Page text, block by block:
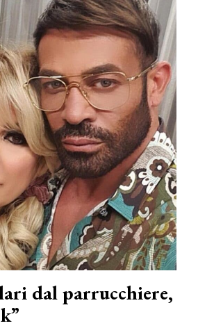
dal parrucchiere,